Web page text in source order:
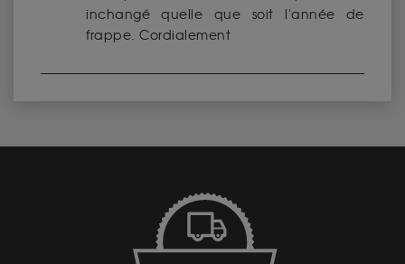
inchangé quelle que soit l'année de
frappe. Cordialement